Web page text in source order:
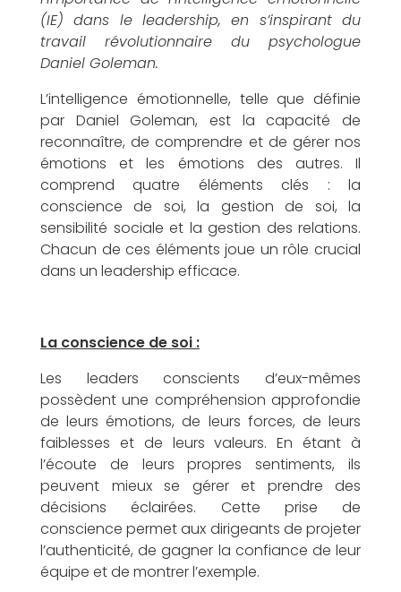
v
o
i
r
d
(IE) dans le leadership, en s’inspirant du
travail révolutionnaire du psychologue
Daniel Goleman.
L’intelligence émotionnelle, telle que définie
par Daniel Goleman, est la capacité de
reconnaître, de comprendre et de gérer nos
émotions et les émotions des autres. Il
comprend quatre éléments clés : la
conscience de soi, la gestion de soi, la
sensibilité sociale et la gestion des relations.
Chacun de ces éléments joue un rôle crucial
dans un leadership efficace.
La conscience de soi :
Les leaders conscients d’eux-mêmes
possèdent une compréhension approfondie
de leurs émotions, de leurs forces, de leurs
faiblesses et de leurs valeurs. En étant à
l’écoute de leurs propres sentiments, ils
peuvent mieux se gérer et prendre des
décisions éclairées. Cette prise de
conscience permet aux dirigeants de projeter
l’authenticité, de gagner la confiance de leur
équipe et de montrer l’exemple.